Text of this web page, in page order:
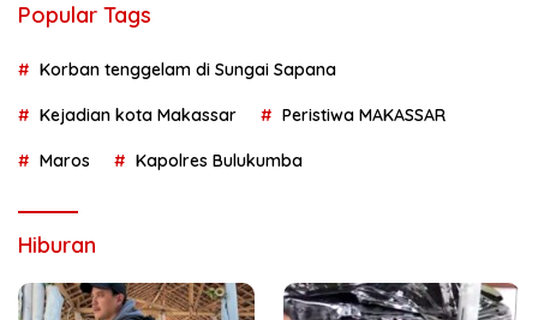
Popular Tags
Korban tenggelam di Sungai Sapana
Kejadian kota Makassar Peristiwa MAKASSAR
Maros Kapolres Bulukumba
Hiburan